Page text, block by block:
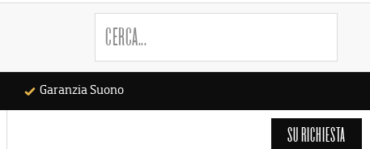
CERCA...
Garanzia Suono
SU RICHIESTA